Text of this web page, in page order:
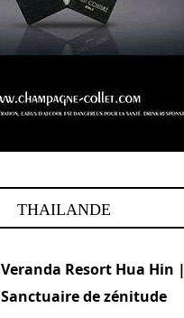
THAILANDE
Veranda Resort Hua Hin |
Sanctuaire de zénitude